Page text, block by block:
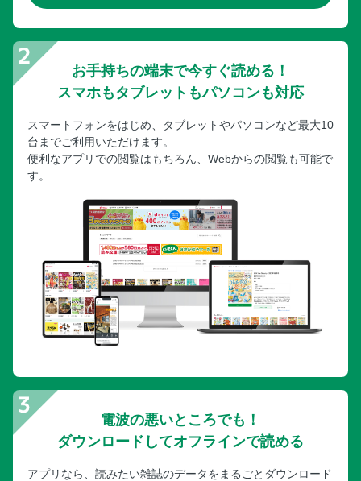
お手持ちの端末で今すぐ読める！
スマホもタブレットもパソコンも対応
スマートフォンをはじめ、タブレットやパソコンなど最大10
台までご利用いただけます。
便利なアプリでの閲覧はもちろん、Webからの閲覧も可能で
す。
電波の悪いところでも！
ダウンロードしてオフラインで読める
アプリなら、読みたい雑誌のデータをまるごとダウンロード